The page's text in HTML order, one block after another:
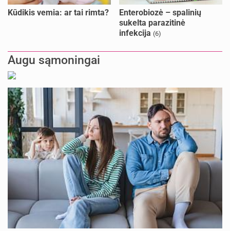
Kūdikis vemia: ar tai rimta?
Enterobiozė – spalinių
sukelta parazitinė
infekcija (6)
Augu sąmoningai